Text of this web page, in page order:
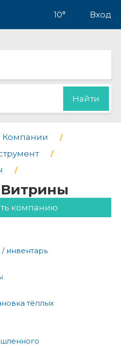
10° Вход
Найти
Компании
компанию
инвентарь
тёплых